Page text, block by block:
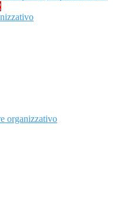
organizzativo